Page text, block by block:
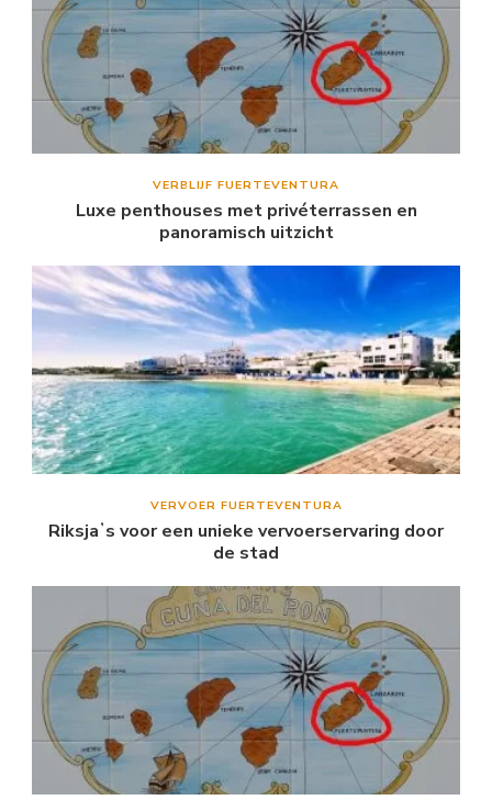
VERBLIJF FUERTEVENTURA
Luxe penthouses met privéterrassen en
panoramisch uitzicht
VERVOER FUERTEVENTURA
Riksjaʼs voor een unieke vervoerservaring door
de stad